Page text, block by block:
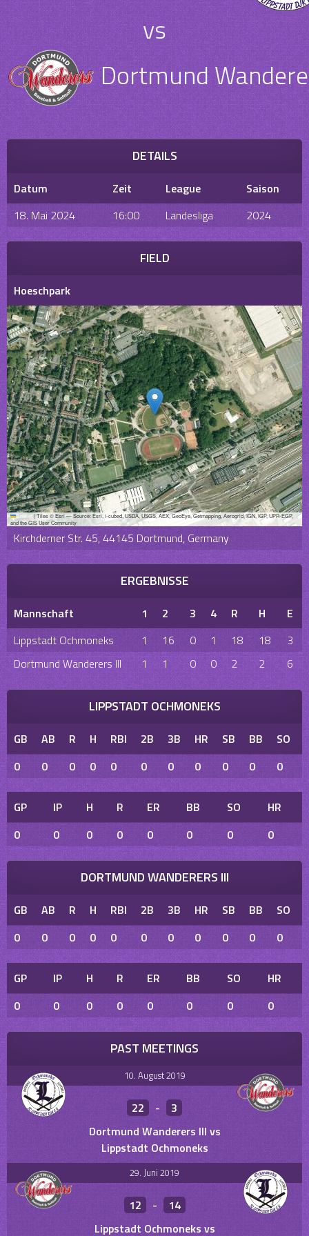
vs
Dortmund
DETAILS
Datum Zeit League
Saison
18. Mai 2024
16:00 Landesliga 2024
FIELD
Hoeschpark
Leaflet |Tiles © Esri — Source: Esri, i-cubed, USDA, USGS, AEX, GeoEye, Getmapping, Aerogrid, IGN, IGP, UPR-EGP,
and the GIS User Community
Kirchderner Str. 45, 44145 Dortmund, Germany
ERGEBNISSE
Mannschaft 1 2 3 4 R H
E
Lippstadt Ochmoneks
1 16 0 1 18 18
3
Dortmund Wanderers III
1 1 0 0 2 2 6
LIPPSTADT OCHMONEKS
GB AB R H RBI 2B 3B HR SB BB SO
0
0 0 0 0 0 0 0 0 0 0
GP IP H R ER BB SO
HR
0
0 0 0 0 0 0 0
DORTMUND WANDERERS III
GB AB R H RBI 2B 3B HR SB BB SO
0
0 0 0 0 0 0 0 0 0 0
GP IP H R ER BB SO
HR
0
0 0 0 0 0 0 0
PAST MEETINGS
10. August 2019
22 -
3
Dortmund Wanderers III vs
Lippstadt Ochmoneks
29. Juni 2019
12 -
14
Lippstadt Ochmoneks vs